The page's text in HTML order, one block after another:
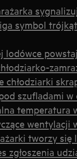
symbol
lodówce
chłodziarki
szufladami w
temperatura
wentylacji
tworzy się
zgłoszenia